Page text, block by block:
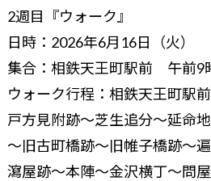
2週目『ウォーク』
日時：2026年6月16日（火）
集合：相鉄天王町駅前 午前9
ウォーク行程：相鉄天王町駅
戸方見附跡～芝生追分～延命
～旧古町橋跡～旧帷子橋跡～
瀉屋跡～本陣～金沢横丁～問